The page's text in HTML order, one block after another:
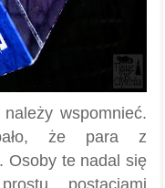
wspomnieć.
że para z
Osoby te nadal się
postaciami